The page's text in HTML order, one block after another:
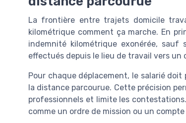
La frontière entre trajets domicile
kilométrique comment ça marche. En
indemnité kilométrique exonérée, sauf
effectués depuis le lieu de travail vers
Pour chaque déplacement, le salarié
la distance parcourue. Cette précision
professionnels et limite les
comme un ordre de mission ou un